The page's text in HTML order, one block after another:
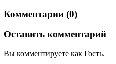
Комментарии (0)
Оставить комментарий
Вы комментируете как Гость.